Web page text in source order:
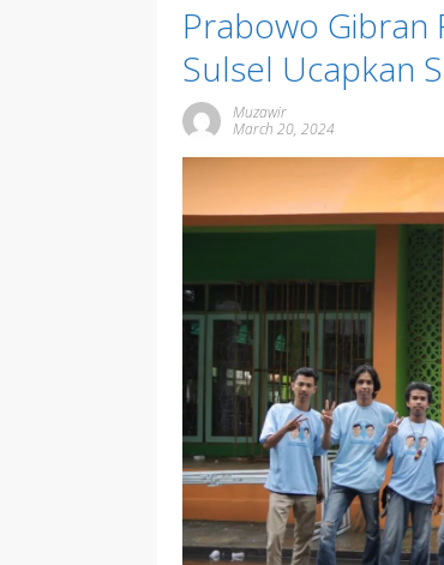
Prabowo Gibran
Sulsel Ucapkan
Muzawir
March 20, 2024